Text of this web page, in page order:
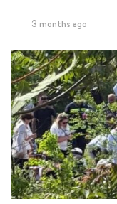
3 months ago